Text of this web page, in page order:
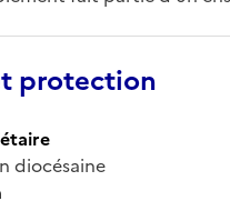
protection
diocésaine